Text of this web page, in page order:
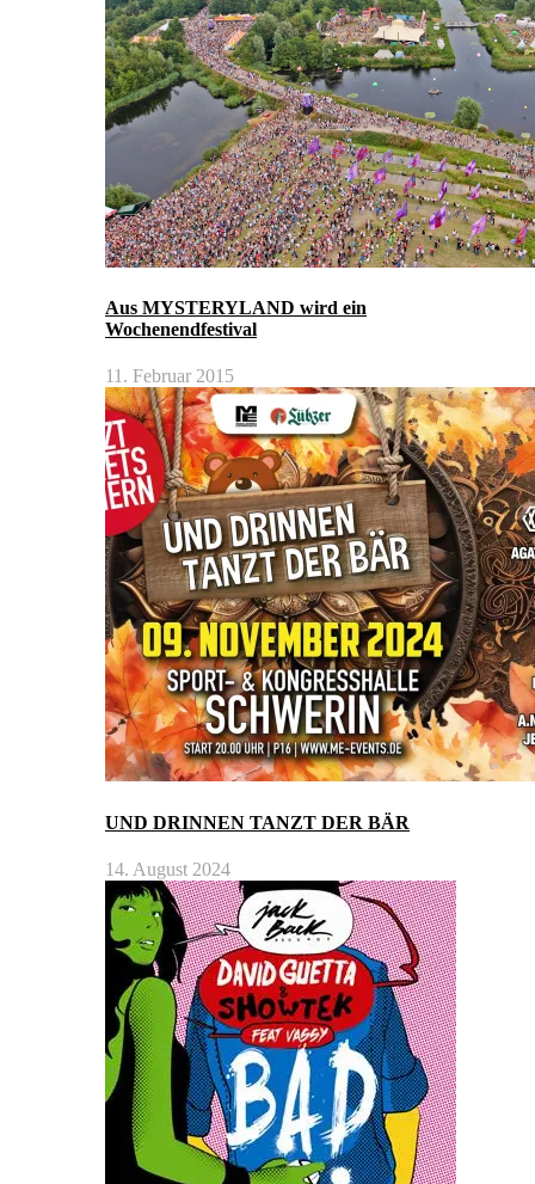
Aus MYSTERYLAND wird ein
Wochenendfestival
11. Februar 2015
UND DRINNEN TANZT DER BÄR
14. August 2024